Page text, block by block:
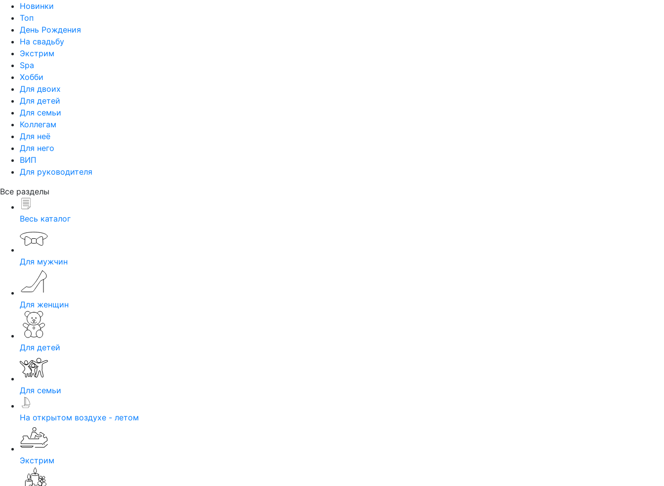
Новинки
Топ
День Рождения
На свадьбу
Экстрим
Spa
Хобби
Для двоих
Для детей
Для семьи
Коллегам
Для неё
Для него
ВИП
Для руководителя
Все разделы
Весь каталог
Для мужчин
Для женщин
Для детей
Для семьи
На открытом воздухе - летом
Экстрим